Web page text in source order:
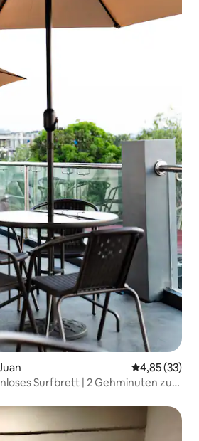
4,85 (33)
Surfbrett | 2 Gehminuten zum